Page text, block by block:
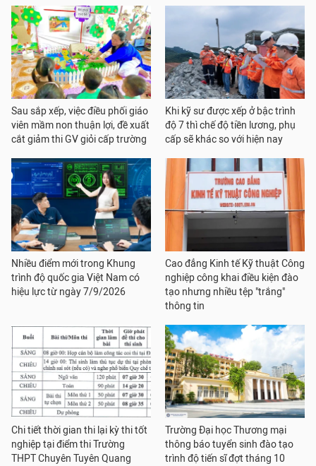
Sau sắp xếp, việc điều phối giáo
viên mầm non thuận lợi, đề xuất
cắt giảm thi GV giỏi cấp trường
Khi kỹ sư được xếp ở bậc trình
độ 7 thì chế độ tiền lương, phụ
cấp sẽ khác so với hiện nay
Nhiều điểm mới trong Khung
trình độ quốc gia Việt Nam có
hiệu lực từ ngày 7/9/2026
Cao đẳng Kinh tế Kỹ thuật Công
nghiệp công khai điều kiện đào
tạo nhưng nhiều tệp "trắng"
thông tin
Chi tiết thời gian thi lại kỳ thi tốt
nghiệp tại điểm thi Trường
THPT Chuyên Tuyên Quang
Trường Đại học Thương mại
thông báo tuyển sinh đào tạo
trình độ tiến sĩ đợt tháng 10